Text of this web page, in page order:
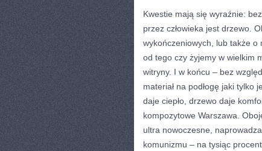
Kwestie mają się wyraźnie:
przez człowieka jest drzewo.
wykończeniowych, lub także
od tego czy żyjemy w wielkim
witryny. I w końcu – bez
materiał na podłogę jaki
daje ciepło, drzewo daje
kompozytowe Warszawa.
ultra nowoczesne,
komunizmu – na tysiąc